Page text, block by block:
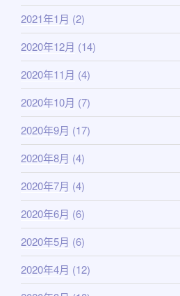
2021年1月 (2)
2020年12月 (14)
2020年11月 (4)
2020年10月 (7)
2020年9月 (17)
2020年8月 (4)
2020年7月 (4)
2020年6月 (6)
2020年5月 (6)
2020年4月 (12)